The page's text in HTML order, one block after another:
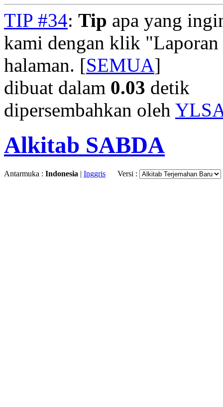
TIP #34: Tip apa yang
kami dengan klik "Laporan
halaman. [SEMUA]
dibuat dalam 0.03 detik
dipersembahkan oleh
Alkitab SABDA
Antarmuka : Indonesia | Inggris Versi :